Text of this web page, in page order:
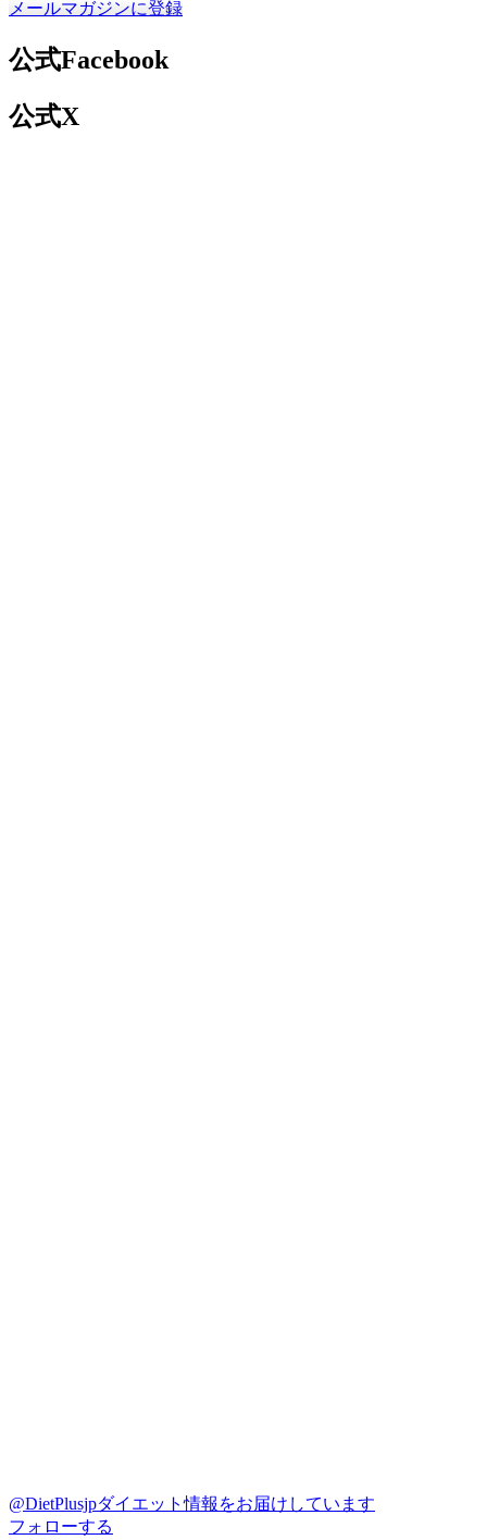
メールマガジンに登録
公式Facebook
公式X
@DietPlusjpダイエット情報をお届けしています
フォローする